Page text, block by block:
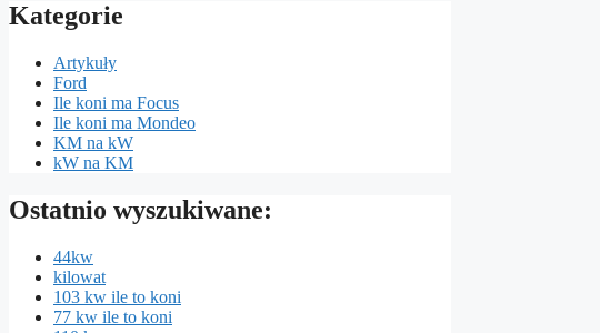
Kategorie
Artykuły
Ford
Ile koni ma Focus
Ile koni ma Mondeo
KM na kW
kW na KM
Ostatnio wyszukiwane:
44kw
kilowat
103 kw ile to koni
77 kw ile to koni